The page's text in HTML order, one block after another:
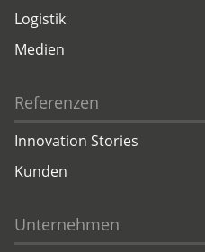
Logistik
Medien
Referenzen
Innovation Stories
Kunden
Unternehmen